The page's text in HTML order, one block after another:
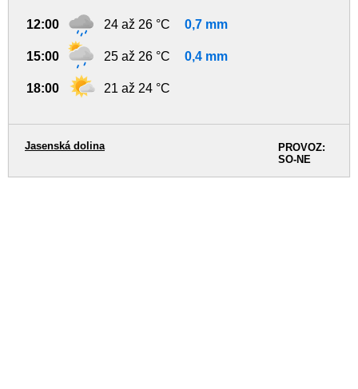
12:00 24 až 26 °C 0,7 mm
15:00 25 až 26 °C 0,4 mm
18:00 21 až 24 °C
PROVOZ:
SO-NE
Jasenská dolina